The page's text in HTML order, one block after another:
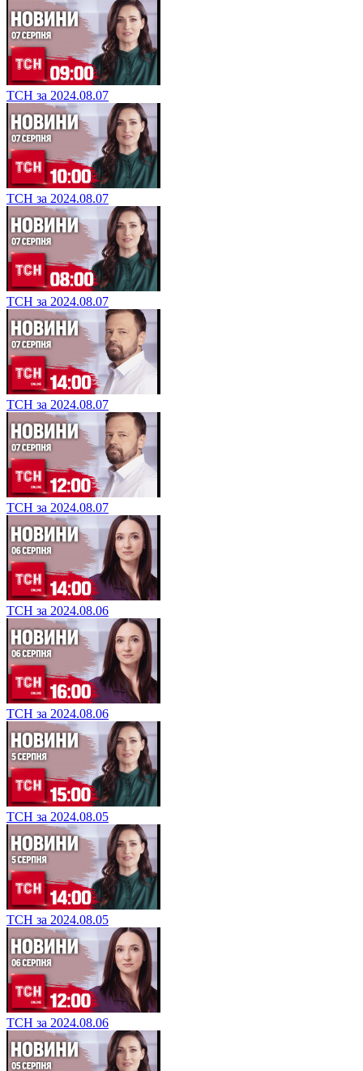
ТСН за 2024.08.07
ТСН за 2024.08.07
ТСН за 2024.08.07
ТСН за 2024.08.07
ТСН за 2024.08.07
ТСН за 2024.08.06
ТСН за 2024.08.06
ТСН за 2024.08.05
ТСН за 2024.08.05
ТСН за 2024.08.06